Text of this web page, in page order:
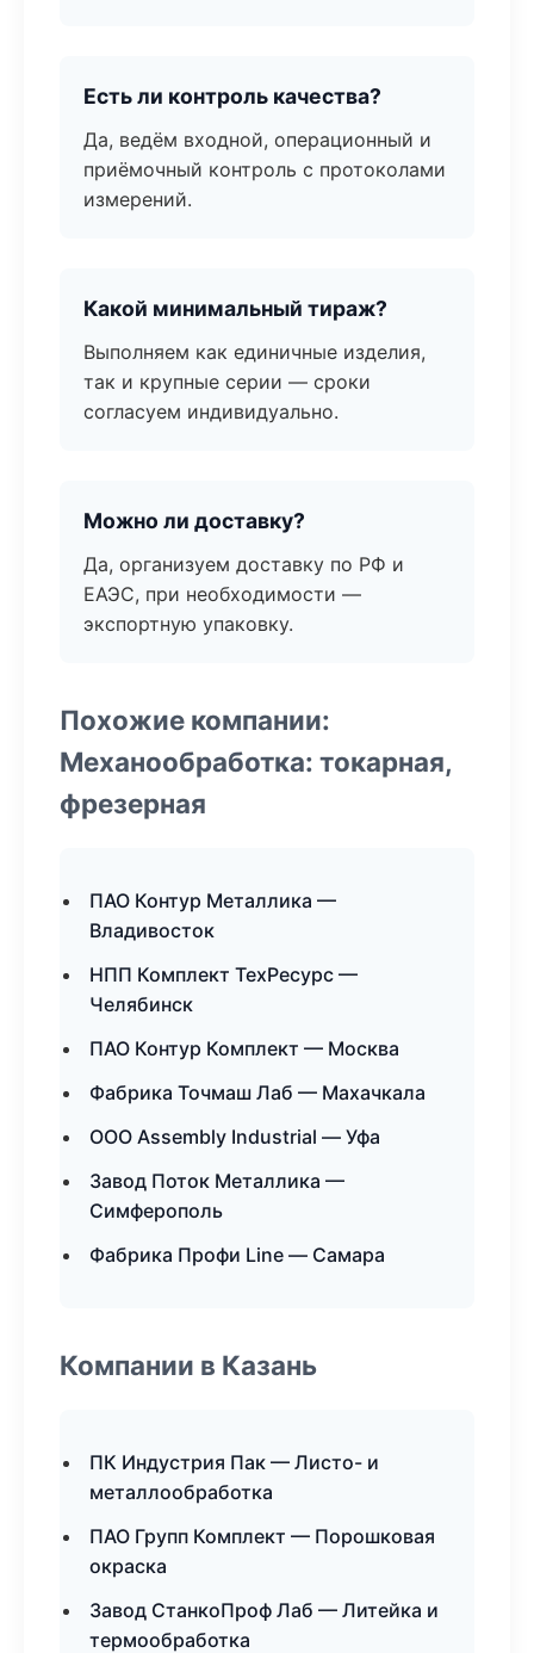
Есть ли контроль качества?
Да, ведём входной, операционный и
приёмочный контроль с протоколами
измерений.
Какой минимальный тираж?
Выполняем как единичные изделия,
так и крупные серии — сроки
согласуем индивидуально.
Можно ли доставку?
Да, организуем доставку по РФ и
ЕАЭС, при необходимости —
экспортную упаковку.
Похожие компании:
Механообработка: токарная,
фрезерная
ПАО Контур Металлика —
Владивосток
НПП Комплект ТехРесурс —
Челябинск
ПАО Контур Комплект — Москва
Фабрика Точмаш Лаб — Махачкала
ООО Assembly Industrial — Уфа
Завод Поток Металлика —
Симферополь
Фабрика Профи Line — Самара
Компании в Казань
ПК Индустрия Пак — Листо- и
металлообработка
ПАО Групп Комплект — Порошковая
окраска
Завод СтанкоПроф Лаб — Литейка и
термообработка